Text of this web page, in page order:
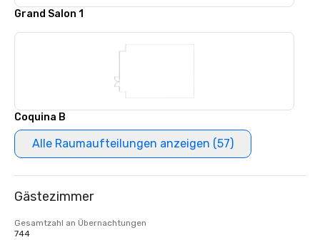
Grand Salon 1
Coquina B
Alle Raumaufteilungen anzeigen (57)
Gästezimmer
Gesamtzahl an Übernachtungen
744